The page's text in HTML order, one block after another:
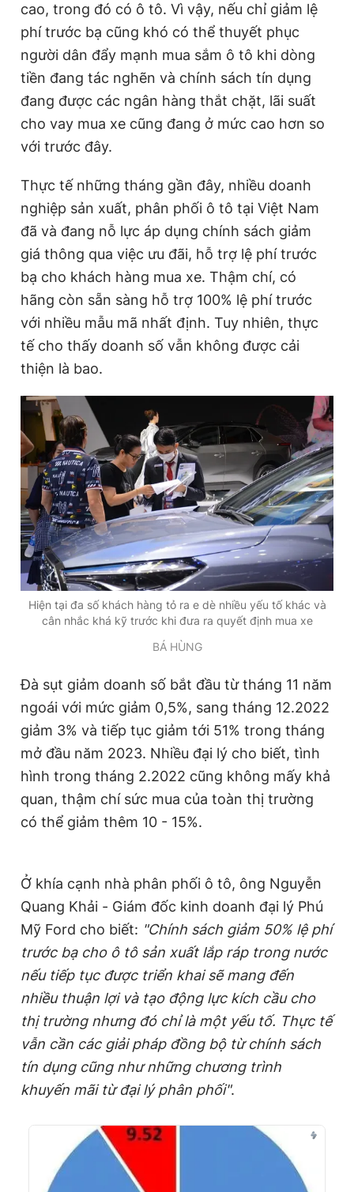
cao, trong đó có ô tô. Vì vậy, nếu chỉ giảm lệ
phí trước bạ cũng khó có thể thuyết phục
người dân đẩy mạnh mua sắm ô tô khi dòng
tiền đang tác nghẽn và chính sách tín dụng
đang được các ngân hàng thắt chặt, lãi suất
cho vay mua xe cũng đang ở mức cao hơn so
với trước đây.
Thực tế những tháng gần đây, nhiều doanh
nghiệp sản xuất, phân phối ô tô tại Việt Nam
đã và đang nỗ lực áp dụng chính sách giảm
giá thông qua việc ưu đãi, hỗ trợ lệ phí trước
bạ cho khách hàng mua xe. Thậm chí, có
hãng còn sẵn sàng hỗ trợ 100% lệ phí trước
với nhiều mẫu mã nhất định. Tuy nhiên, thực
tế cho thấy doanh số vẫn không được cải
thiện là bao.
Hiện tại đa số khách hàng tỏ ra e dè nhiều yếu tố khác và
cân nhắc khá kỹ trước khi đưa ra quyết định mua xe
BÁ HÙNG
Đà sụt giảm doanh số bắt đầu từ tháng 11 năm
ngoái với mức giảm 0,5%, sang tháng 12.2022
giảm 3% và tiếp tục giảm tới 51% trong tháng
mở đầu năm 2023. Nhiều đại lý cho biết, tình
hình trong tháng 2.2022 cũng không mấy khả
quan, thậm chí sức mua của toàn thị trường
có thể giảm thêm 10 - 15%.
Ở khía cạnh nhà phân phối ô tô, ông Nguyễn
Quang Khải - Giám đốc kinh doanh đại lý Phú
Mỹ Ford cho biết: "Chính sách giảm 50% lệ phí
trước bạ cho ô tô sản xuất lắp ráp trong nước
nếu tiếp tục được triển khai sẽ mang đến
nhiều thuận lợi và tạo động lực kích cầu cho
thị trường nhưng đó chỉ là một yếu tố. Thực tế
vẫn cần các giải pháp đồng bộ từ chính sách
tín dụng cũng như những chương trình
khuyến mãi từ đại lý phân phối".